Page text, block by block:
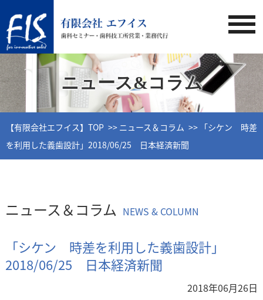
ニュース&コラム
【有限会社エフイス】TOP ニュース＆コラム
「シケン 時差
を利用した義歯設計」2018/06/25 日本経済新聞
ニュース＆コラム NEWS & COLUMN
「シケン 時差を利用した義歯設計」
2018/06/25 日本経済新聞
2018年06月26日